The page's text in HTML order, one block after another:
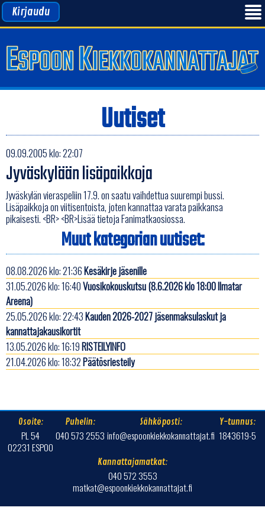
Kirjaudu
Uutiset
09.09.2005 klo: 22:07
Jyväskylään lisäpaikkoja
Jyväskylän vieraspeliin 17.9. on saatu vaihdettua suurempi bussi.
Lisäpaikkoja on viitisentoista, joten kannattaa varata paikkansa
pikaisesti. <BR> <BR>Lisää tietoja Fanimatkaosiossa.
Muut kategorian uutiset:
08.08.2026 klo: 21:36Kesäkirje jäsenille
31.05.2026 klo: 16:40Vuosikokouskutsu (8.6.2026 klo 18:00 Ilmatar
Areena)
25.05.2026 klo: 22:43Kauden 2026-2027 jäsenmaksulaskut ja
kannattajakausikortit
13.05.2026 klo: 16:19RISTEILYINFO
21.04.2026 klo: 18:32Päätösriesteily
Osoite:
PL 54
02231 ESPOO
Puhelin:
040 573 2553
Sähköposti:
info@espoonkiekkokannattajat.fi
Y-tunnus:
1843619-5
Kannattajamatkat:
040 572 3553
matkat@espoonkiekkokannattajat.fi